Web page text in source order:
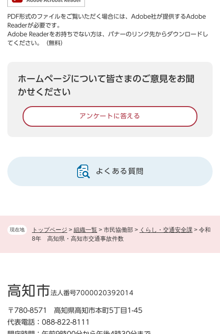
現在地 トップページ > 組織一覧 > 市民協働部 > くらし・交通安全課 > 令和
8年 高知県・高知市交通事故件数
PDF形式のファイルをご覧いただく場合には、Adobe社が提供するAdobe
Readerが必要です。
Adobe Readerをお持ちでない方は、バナーのリンク先からダウンロードし
てください。（無料）
ホームページについて皆さまのご意見をお聞
かせください
アンケートに答える
よくある質問
高知市法人番号7000020392014
〒780-8571 高知県高知市本町5丁目1-45
代表電話：088-822-8111